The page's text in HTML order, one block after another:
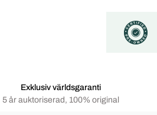
Exklusiv världsgaranti
5 år auktoriserad, 100% original